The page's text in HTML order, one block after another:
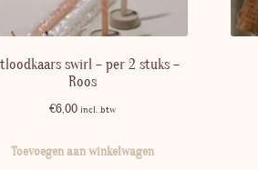
swirl – per 2 stuks –
Roos
€6,00 incl. btw
Toevoegen aan winkelwagen